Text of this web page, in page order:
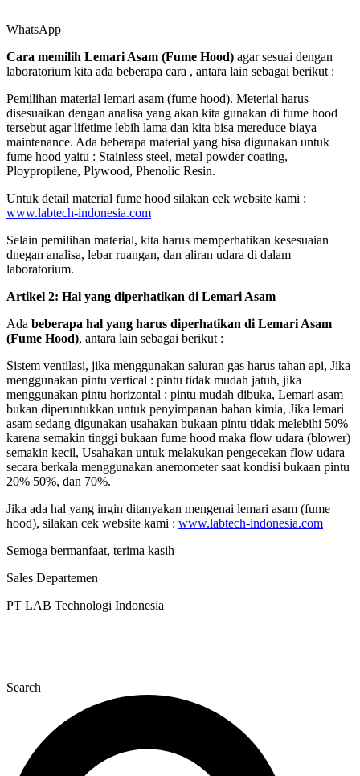
WhatsApp
Cara memilih Lemari Asam (Fume Hood) agar sesuai dengan
laboratorium kita ada beberapa cara , antara lain sebagai berikut :
Pemilihan material lemari asam (fume hood). Meterial harus
disesuaikan dengan analisa yang akan kita gunakan di fume hood
tersebut agar lifetime lebih lama dan kita bisa mereduce biaya
maintenance. Ada beberapa material yang bisa digunakan untuk
fume hood yaitu : Stainless steel, metal powder coating,
Ploypropilene, Plywood, Phenolic Resin.
Untuk detail material fume hood silakan cek website kami :
www.labtech-indonesia.com
Selain pemilihan material, kita harus memperhatikan kesesuaian
dnegan analisa, lebar ruangan, dan aliran udara di dalam
laboratorium.
Artikel 2: Hal yang diperhatikan di Lemari Asam
Ada beberapa hal yang harus diperhatikan di Lemari Asam
(Fume Hood), antara lain sebagai berikut :
Sistem ventilasi, jika menggunakan saluran gas harus tahan api, Jika
menggunakan pintu vertical : pintu tidak mudah jatuh, jika
menggunakan pintu horizontal : pintu mudah dibuka, Lemari asam
bukan diperuntukkan untuk penyimpanan bahan kimia, Jika lemari
asam sedang digunakan usahakan bukaan pintu tidak melebihi 50%
karena semakin tinggi bukaan fume hood maka flow udara (blower)
semakin kecil, Usahakan untuk melakukan pengecekan flow udara
secara berkala menggunakan anemometer saat kondisi bukaan pintu
20% 50%, dan 70%.
Jika ada hal yang ingin ditanyakan mengenai lemari asam (fume
hood), silakan cek website kami : www.labtech-indonesia.com
Semoga bermanfaat, terima kasih
Sales Departemen
PT LAB Technologi Indonesia
Search